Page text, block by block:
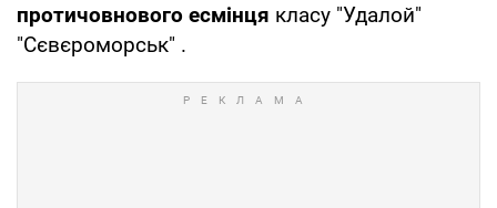
протичовнового есмінця класу "Удалой"
"Сєвєроморськ" .